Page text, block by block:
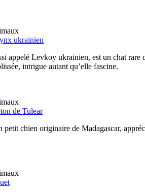
ukrainien
appelé Levkoy ukrainien, est un chat rare
intrigue autant qu’elle fascine.
de Tulear
petit chien originaire de Madagascar,